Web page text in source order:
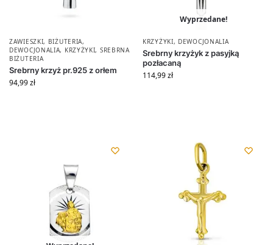
ZAWIESZKI, BIŻUTERIA,
DEWOCJONALIA, KRZYŻYKI, SREBRNA
BIŻUTERIA
Srebrny krzyż pr.925 z orłem
94,99zł
Wyprzedane!
KRZYŻYKI, DEWOCJONALIA
Srebrny krzyżyk z pasyjką
pozłacaną
114,99zł